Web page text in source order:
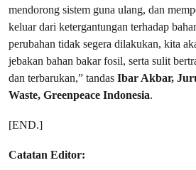
mendorong sistem guna ulang, dan
keluar dari ketergantungan terhadap
perubahan tidak segera dilakukan, kita
jebakan bahan bakar fosil, serta sulit
dan terbarukan,” tandas Ibar Akbar,
Waste, Greenpeace Indonesia.
[END.]
Catatan Editor: